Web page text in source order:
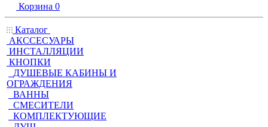
Корзина 0
Каталог
АКССЕСУАРЫ
ИНСТАЛЛЯЦИИ
КНОПКИ
ДУШЕВЫЕ КАБИНЫ И
ОГРАЖДЕНИЯ
ВАННЫ
СМЕСИТЕЛИ
КОМПЛЕКТУЮЩИЕ